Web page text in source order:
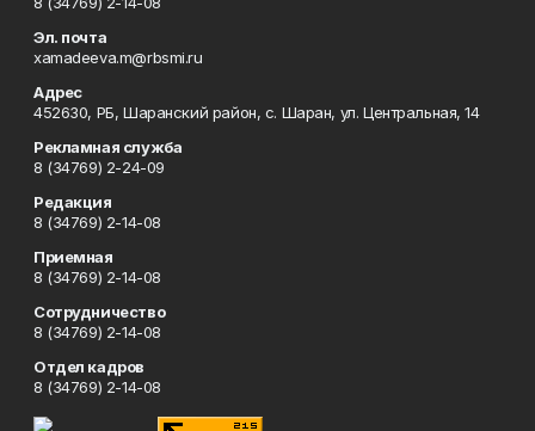
Эл. почта
xamadeeva.m@rbsmi.ru
Адрес
452630, РБ, Шаранский район, с. Шаран, ул. Центральная, 14
Рекламная служба
8 (34769) 2-24-09
Редакция
8 (34769) 2-14-08
Приемная
8 (34769) 2-14-08
Сотрудничество
8 (34769) 2-14-08
Отдел кадров
8 (34769) 2-14-08